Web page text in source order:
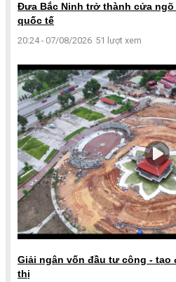
Đưa Bắc Ninh trở thành cửa
quốc tế
20:24 - 07/08/2026 51 lượt xem
Giải ngân vốn đầu tư công -
thị